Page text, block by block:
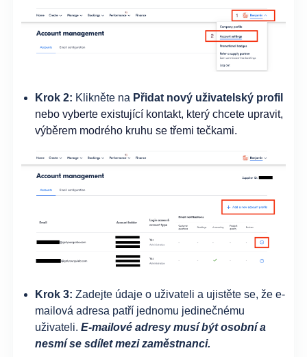
Krok 2: Klikněte na Přidat nový uživatelský profil
nebo vyberte existující kontakt, který chcete upravit,
výběrem modrého kruhu se třemi tečkami.
Krok 3: Zadejte údaje o uživateli a ujistěte se, že e-
mailová adresa patří jednomu jedinečnému
uživateli.E-mailové adresy musí být osobní a
nesmí se sdílet mezi zaměstnanci.